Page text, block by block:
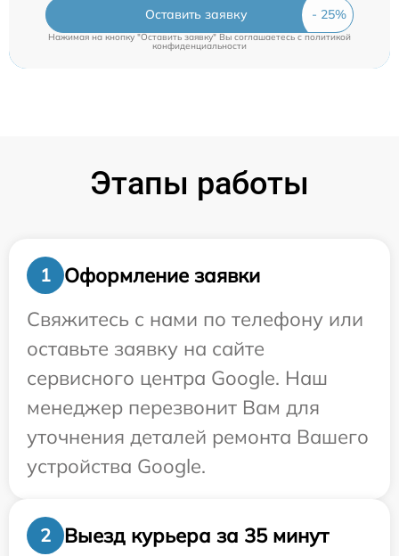
Оставить заявку
Нажимая на кнопку "Оставить заявку" Вы соглашаетесь c политикой
конфиденциальности
Этапы работы
1
Оформление заявки
Свяжитесь с нами по телефону или
оставьте заявку на сайте
сервисного центра Google. Наш
менеджер перезвонит Вам для
уточнения деталей ремонта Вашего
устройства Google.
2 Выезд курьера за 35 минут